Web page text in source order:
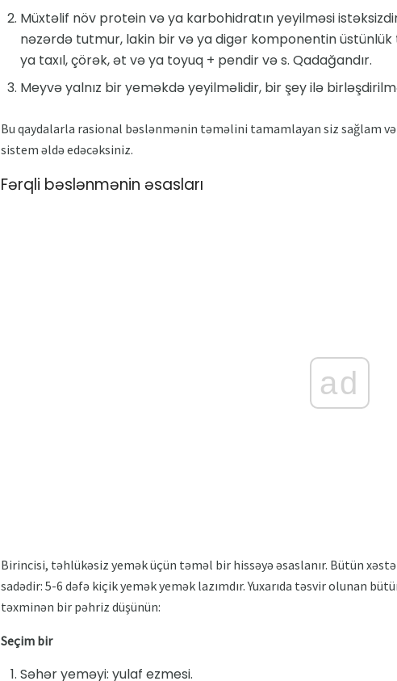
Müxtəlif növ protein və ya karbohidratın yeyilməsi
nəzərdə tutmur, lakin bir və ya digər komponentin
ya taxıl, çörək, ət və ya toyuq + pendir və s. Qadağandır.
Meyvə yalnız bir yeməkdə yeyilməlidir, bir şey ilə
Bu qaydalarla rasional bəslənmənin təməlini tamamlayan siz sağlam
sistem əldə edəcəksiniz.
Fərqli bəslənmənin əsasları
ad
Birincisi, təhlükəsiz yemək üçün təməl bir hissəyə əsaslanır. Bütün
sadədir: 5-6 dəfə kiçik yemək yemək lazımdır. Yuxarıda təsvir olunan
təxminən bir pəhriz düşünün:
Seçim bir
Səhər yeməyi: yulaf ezmesi.